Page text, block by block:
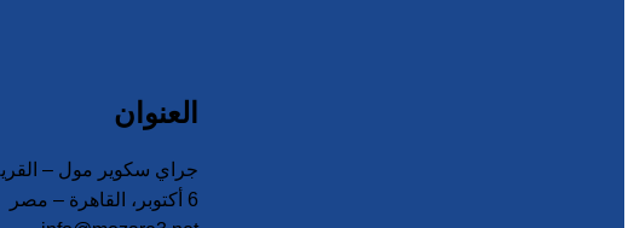
العنوان
جراي سكوير مول –
6 أكتوبر، القاهرة – مصر